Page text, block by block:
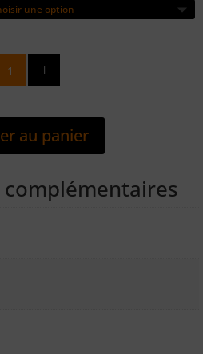
454 CFP
quantité
BETON
SDS
PLUS
210MM
au panier